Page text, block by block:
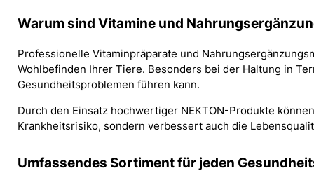
Warum sind Vitamine und
Professionelle Vitaminpräparate und
Wohlbefinden Ihrer Tiere. Besonders bei der Haltung in
Gesundheitsproblemen führen kann.
Durch den Einsatz hochwertiger NEKTON-Produkte
Krankheitsrisiko, sondern verbessert auch die
Umfassendes Sortiment für jeden